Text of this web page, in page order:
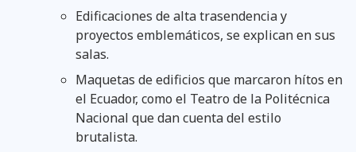
Edificaciones de alta trasendencia y
proyectos emblemáticos, se explican en sus
salas.
Maquetas de edificios que marcaron hítos en
el Ecuador, como el Teatro de la Politécnica
Nacional que dan cuenta del estilo
brutalista.